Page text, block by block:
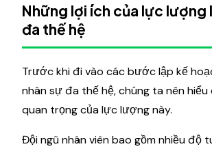
Những lợi ích của lực lượng
đa thế hệ
Trước khi đi vào các bước lập kế
nhân sự đa thế hệ, chúng ta nên
quan trọng của lực lượng này.
Đội ngũ nhân viên bao gồm nhiều độ